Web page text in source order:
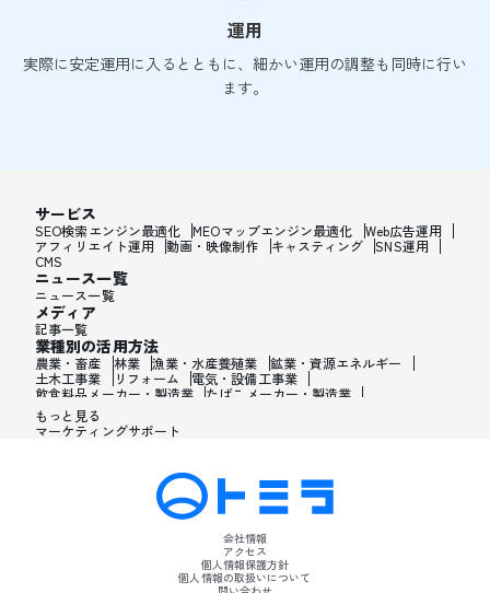
運用
実際に安定運用に入るとともに、細かい運用の調整も同時に行い
ます。
サービス
SEO検索エンジン最適化 MEOマップエンジン最適化
Web広告運用
アフィリエイト運用
動画・映像制作 キャスティング
SNS運用
CMS
ニュース一覧
ニュース一覧
メディア
記事一覧
業種別の活用方法
農業・畜産 林業 漁業・水産養殖業
鉱業・資源エネルギー
土木工事業
リフォーム
電気・設備工事業
飲食料品メーカー・製造業
たばこメーカー・製造業
飼料・ペットフードメーカー・製造業
木材・建材メーカー・製造業
家具・オフィス用品メーカー・製造業
印刷・製本・印刷加工メーカー・製造業
医薬品メーカー・製造業
化粧品メーカー・製造業
香水メーカー・製造業
シャンプー・リンスメーカー・製造業
ワックス・整髪料・薄毛薬メーカー・製造業
歯磨き粉・日焼け止め・髭剃り用化粧品メーカー・製造業
石油・ゴム・プラスチックメーカー・製造業
皮革製造・皮革品メーカー・製造業
ガラス・炭素・コンクリート・陶磁器メーカー・製造業
もっと見る
マーケティングサポート
会社情報
アクセス
個人情報保護方針
個人情報の取扱いについて